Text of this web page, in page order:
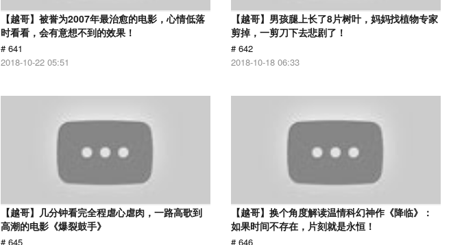
【越哥】被誉为2007年最治愈的电影，心情低落
时看看，会有意想不到的效果！
# 641
2018-10-22 05:51
【越哥】男孩腿上长了8片树叶，妈妈找植物专家
剪掉，一剪刀下去悲剧了！
# 642
2018-10-18 06:33
【越哥】几分钟看完全程虐心虐肉，一路高歌到
高潮的电影《爆裂鼓手》
# 645
【越哥】换个角度解读温情科幻神作《降临》：
如果时间不存在，片刻就是永恒！
# 646